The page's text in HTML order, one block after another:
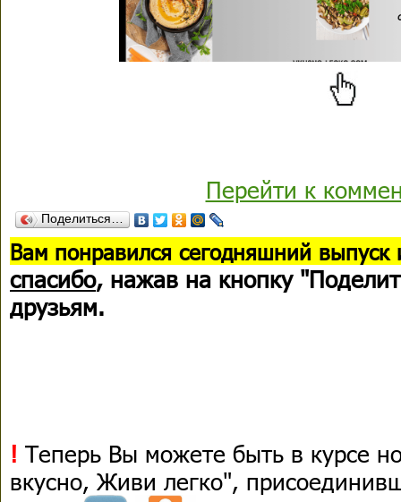
Перейти к
Поделиться…
Вам понравился сегодняшний выпуск
спасибо, нажав на кнопку
друзьям.
! Теперь Вы можете быть в курсе
вкусно, Живи легко",